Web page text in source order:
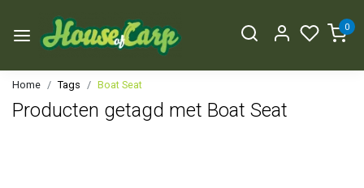
0
Home Tags Boat Seat
Producten getagd met Boat Seat